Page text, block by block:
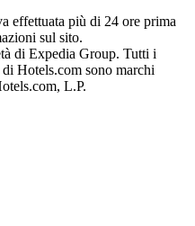
effettuata più di 24 ore prima
sul sito.
di Expedia Group. Tutti i
Hotels.com sono marchi
L.P.